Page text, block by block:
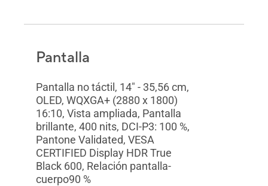
Pantalla
Pantalla no táctil, 14" - 35,56 cm,
OLED, WQXGA+ (2880 x 1800)
16:10, Vista ampliada, Pantalla
brillante, 400 nits, DCI-P3: 100 %,
Pantone Validated, VESA
CERTIFIED Display HDR True
Black 600, Relación pantalla-
cuerpo90 %